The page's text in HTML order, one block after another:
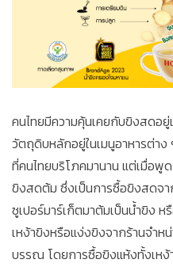
คนไทยมีความคุ้นเคยกับขิงสดอ
วัตถุดิบหลักอยู่ในเมนูอาหารต่า
ที่คนไทยบริโภคมานาน แต่เมื่อ
ขิงสดต้ม ซึ่งเป็นการซื้อขิงสดจ
ซูเปอร์มาร์เก็ตมาต้มเป็นน้ำขิง
เหง้าขิงหรือแง่งขิงจากร้านจำห
บรรณ โดยการซื้อขิงแห้งทั้งเหง้